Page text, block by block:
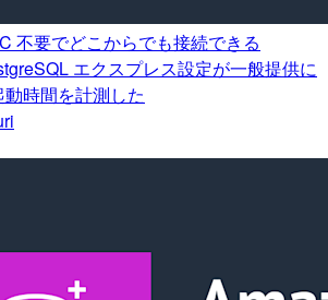
不要でどこからでも接続できる
エクスプレス設定が一般提供に
時間を計測した